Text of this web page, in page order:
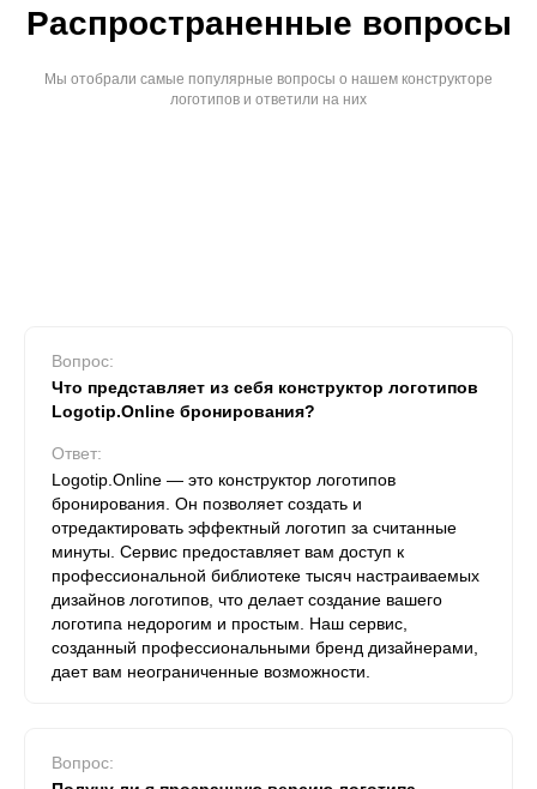
Распространенные вопросы
Мы отобрали самые популярные вопросы о нашем конструкторе
логотипов и ответили на них
Вопрос:
Что представляет из себя конструктор логотипов
Logotip.Online бронирования?
Ответ:
Logotip.Online — это конструктор логотипов
бронирования. Он позволяет создать и
отредактировать эффектный логотип за считанные
минуты. Сервис предоставляет вам доступ к
профессиональной библиотеке тысяч настраиваемых
дизайнов логотипов, что делает создание вашего
логотипа недорогим и простым. Наш сервис,
созданный профессиональными бренд дизайнерами,
дает вам неограниченные возможности.
Вопрос: